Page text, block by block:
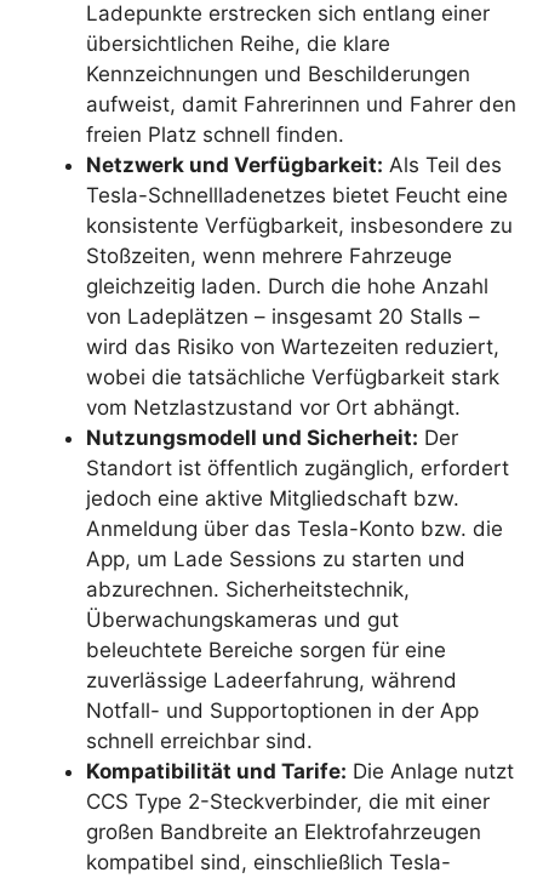
Ladepunkte erstrecken sich entlang einer
übersichtlichen Reihe, die klare
Kennzeichnungen und Beschilderungen
aufweist, damit Fahrerinnen und Fahrer den
freien Platz schnell finden.
Netzwerk und Verfügbarkeit: Als Teil des
Tesla-Schnellladenetzes bietet Feucht eine
konsistente Verfügbarkeit, insbesondere zu
Stoßzeiten, wenn mehrere Fahrzeuge
gleichzeitig laden. Durch die hohe Anzahl
von Ladeplätzen – insgesamt 20 Stalls –
wird das Risiko von Wartezeiten reduziert,
wobei die tatsächliche Verfügbarkeit stark
vom Netzlastzustand vor Ort abhängt.
Nutzungsmodell und Sicherheit: Der
Standort ist öffentlich zugänglich, erfordert
jedoch eine aktive Mitgliedschaft bzw.
Anmeldung über das Tesla-Konto bzw. die
App, um Lade Sessions zu starten und
abzurechnen. Sicherheitstechnik,
Überwachungskameras und gut
beleuchtete Bereiche sorgen für eine
zuverlässige Ladeerfahrung, während
Notfall- und Supportoptionen in der App
schnell erreichbar sind.
Kompatibilität und Tarife: Die Anlage nutzt
CCS Type 2-Steckverbinder, die mit einer
großen Bandbreite an Elektrofahrzeugen
kompatibel sind, einschließlich Tesla-